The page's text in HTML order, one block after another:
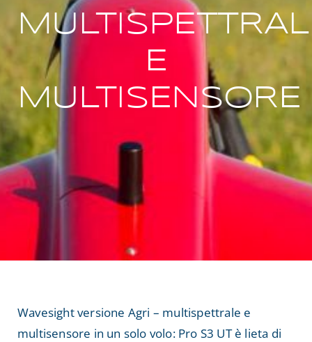
NEWS
E
MULTISENSORE
Wavesight versione Agri – multispettrale e
multisensore in un solo volo: Pro S3 UT è lieta di